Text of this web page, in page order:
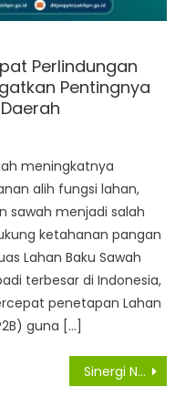
Perlindungan
Pentingnya
meningkatnya
alih fungsi lahan,
sawah menjadi salah
ketahanan pangan
Lahan Baku Sawah
terbesar di Indonesia,
penetapan Lahan
guna […]
Sinergi Nyata Ditjen PPTR Dan Ditjen Otda Kemendagri Dalam Upaya Mendorong Peningkatan Kinerja PPTR Pemda